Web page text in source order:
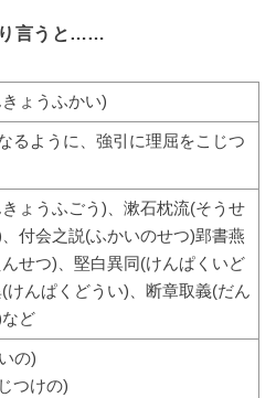
言うと……
ょうふかい)
るように、強引に理屈をこじつ
ょうふごう)、漱石枕流(そうせ
付会之説(ふかいのせつ)郢書燕
せつ)、堅白異同(けんぱくいど
けんぱくどうい)、断章取義(だん
ど
の)
つけの)